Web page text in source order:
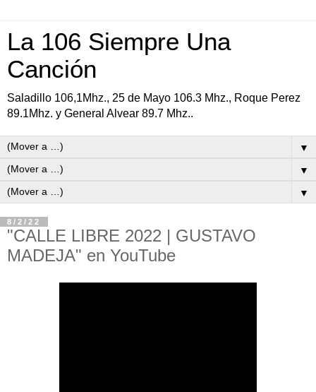
La 106 Siempre Una
Canción
Saladillo 106,1Mhz., 25 de Mayo 106.3 Mhz., Roque Perez
89.1Mhz. y General Alvear 89.7 Mhz..
▼
▼
▼
8/2/22
"CALLE LIBRE 2022 | GUSTAVO
MADEJA" en YouTube